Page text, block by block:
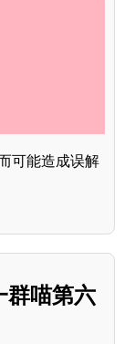
可能造成误解
群喵第六